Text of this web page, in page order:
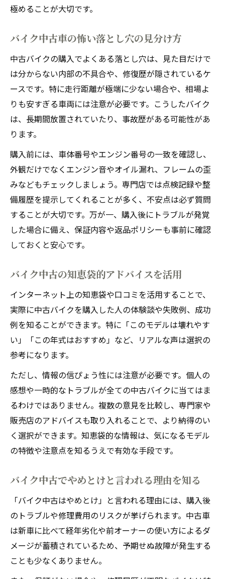
極めることが大切です。
バイク中古車の怖い落とし穴の見分け方
中古バイクの購入でよくある落とし穴は、見た目だけで
は分からない内部の不具合や、修復歴が隠されているケ
ースです。特に走行距離が極端に少ない場合や、相場よ
りも安すぎる車両には注意が必要です。こうしたバイク
は、長期間放置されていたり、事故歴がある可能性があ
ります。
購入前には、車体番号やエンジン番号の一致を確認し、
外観だけでなくエンジン音やオイル漏れ、フレームの歪
みなどもチェックしましょう。専門店では点検記録や整
備履歴を提示してくれることが多く、不安点は必ず質問
することが大切です。万が一、購入後にトラブルが発覚
した場合に備え、保証内容や返品ポリシーも事前に確認
しておくと安心です。
バイク中古の知恵袋的アドバイスを活用
インターネット上の知恵袋や口コミを活用することで、
実際に中古バイクを購入した人の体験談や失敗例、成功
例を知ることができます。特に「このモデルは壊れやす
い」「この年式はおすすめ」など、リアルな声は選択の
参考になります。
ただし、情報の信ぴょう性には注意が必要です。個人の
感想や一時的なトラブルが全ての中古バイクに当てはま
るわけではありません。複数の意見を比較し、専門家や
販売店のアドバイスも取り入れることで、より納得のい
く選択ができます。知恵袋的な情報は、気になるモデル
の特徴や注意点を知るうえで有効な手段です。
バイク中古でやめとけと言われる理由を知る
「バイク中古はやめとけ」と言われる理由には、購入後
のトラブルや修理費用のリスクが挙げられます。中古車
は新車に比べて経年劣化や前オーナーの使い方によるダ
メージが蓄積されているため、予期せぬ故障が発生する
ことも少なくありません。